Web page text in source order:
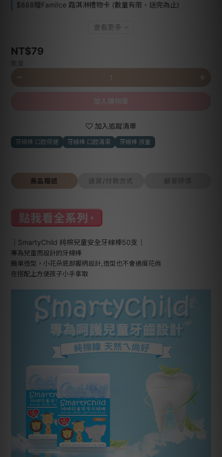
$888贈Fami!ce 霜淇淋禮物卡 (數量有限，送完為止)
查看更多
NT$79
加入追蹤清單
牙線棒 口腔保健 牙線棒 口腔清潔 牙線棒 孩童
商品描述 送貨/付款方式
｜SmartyChild 純棉兒童安全牙線棒50支｜
專為兒童而設計的牙線棒
簡單造型，小花朵底部握柄設計,造型也不會過度花俏
在搭配上方便孩子小手拿取